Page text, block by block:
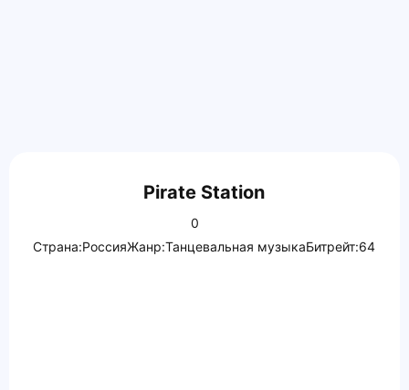
Pirate Station
0
Страна:РоссияЖанр:Танцевальная музыкаБитрейт:64